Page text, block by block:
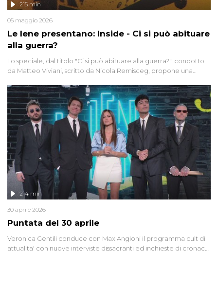
Le Iene presentano: Inside - Ci si può abituare
alla guerra?
215 min
05 maggio 2026
Lo speciale, dal titolo "Ci si può abituare alla guerra?", condotto
da Matteo Viviani, scritto da Nicola Remisceg, propone una
di settore - su quanto la guerra sia diventata una realtà pervasiva.
Anche se l'Italia non è direttamente coinvolta in conflitti armati, il
contesto globale rende impossibile considerarla un fenomeno
lontano.
Puntata del 30 aprile
214 min
30 aprile 2026
Veronica Gentili conduce con Max Angioni il programma cult di
attualita' con nuove interviste dissacranti ed inchieste di cronaca